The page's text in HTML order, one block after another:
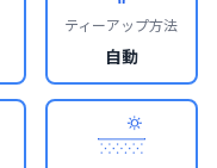
ティーアップ方法
自動